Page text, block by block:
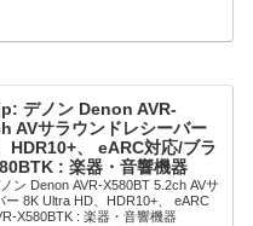
デノン Denon AVR-
AVサラウンドレシーバー
HDR10+、 eARC対応/ブラ
: 楽器・音響機器
ン Denon AVR-X580BT 5.2ch AVサ
ー 8K Ultra HD、HDR10+、 eARC
X580BTK : 楽器・音響機器